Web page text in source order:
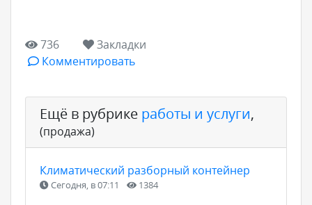
736
Закладки
Комментировать
Ещё в рубрике работы и услуги,
(продажа)
Климатический разборный контейнер
Сегодня, в 07:11 1384